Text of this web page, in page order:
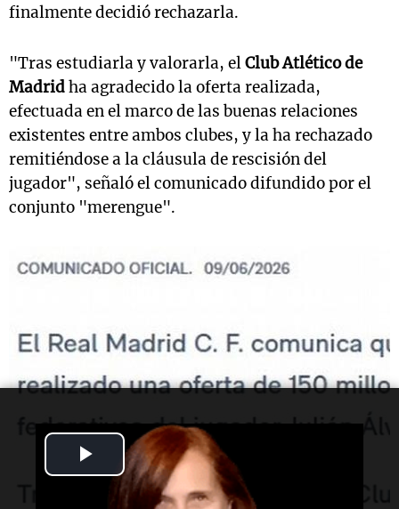
Play
Video
finalmente decidió rechazarla.
"Tras estudiarla y valorarla, elClub Atlético de
Madridha agradecido la oferta realizada,
efectuada en el marco de las buenas relaciones
existentes entre ambos clubes, y la ha rechazado
remitiéndose a la cláusula de rescisión del
jugador", señaló el comunicado difundido por el
conjunto "merengue".